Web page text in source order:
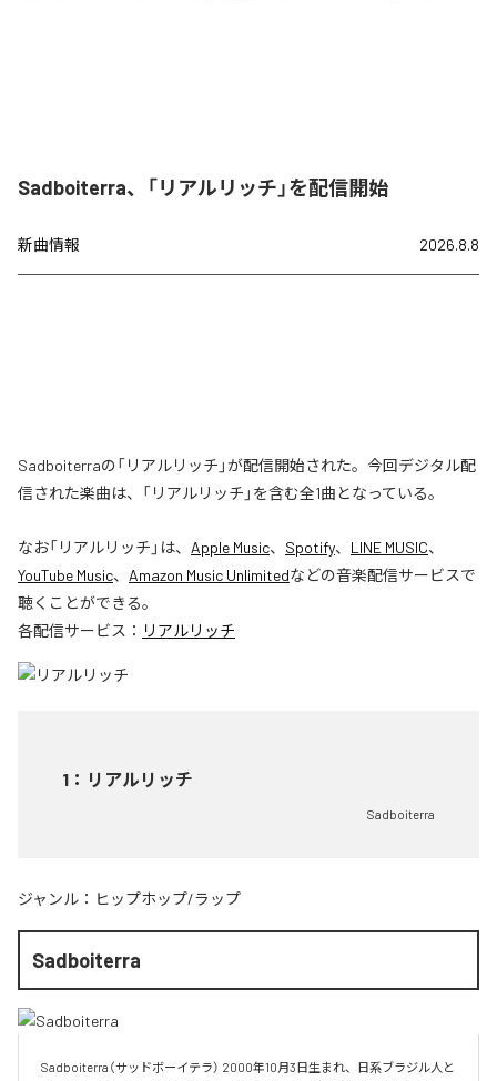
Sadboiterra、「リアルリッチ」を配信開始
新曲情報 2026.8.8
Sadboiterraの「リアルリッチ」が配信開始された。今回デジタル配
信された楽曲は、「リアルリッチ」を含む全1曲となっている。
なお「リアルリッチ 」は、 Apple Music、 Spotify、 LINE MUSIC、
YouTube Music、 Amazon Music Unlimitedなどの音楽配信サービスで
聴くことができる。
各配信サービス： リアルリッチ
1 ： リアルリッチ
Sadboiterra
ジャンル： ヒップホップ/ラップ
Sadboiterra
Sadboiterra（サッドボーイテラ） 2000年10月3日生まれ、日系ブラジル人と